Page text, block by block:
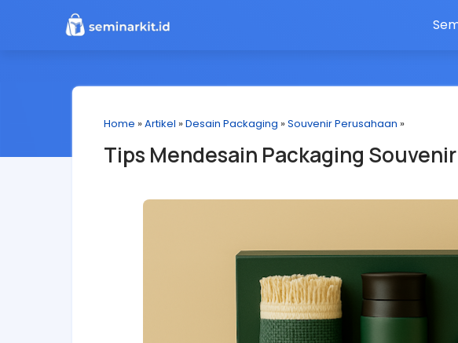
Home »Artikel »Desain Packaging »Souvenir Perusahaan »
Tips Mendesain Packaging